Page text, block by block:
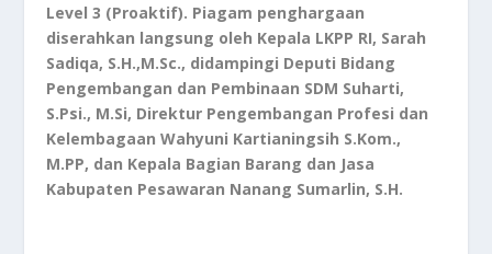
Level 3 (Proaktif). Piagam penghargaan
diserahkan langsung oleh Kepala LKPP RI, Sarah
Sadiqa, S.H.,M.Sc., didampingi Deputi Bidang
Pengembangan dan Pembinaan SDM Suharti,
S.Psi., M.Si, Direktur Pengembangan Profesi dan
Kelembagaan Wahyuni Kartianingsih S.Kom.,
M.PP, dan Kepala Bagian Barang dan Jasa
Kabupaten Pesawaran Nanang Sumarlin, S.H.